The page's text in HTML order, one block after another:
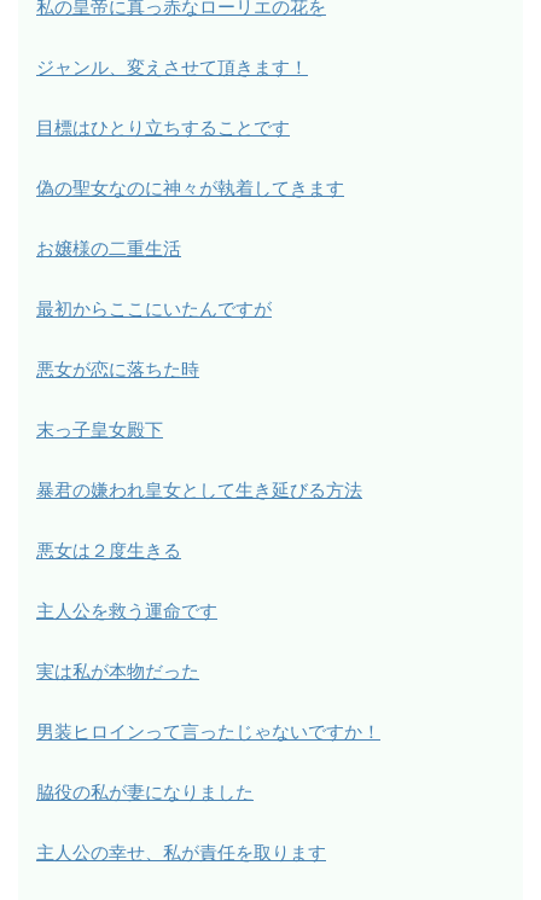
私の皇帝に真っ赤なローリエの花を
ジャンル、変えさせて頂きます！
目標はひとり立ちすることです
偽の聖女なのに神々が執着してきます
お嬢様の二重生活
最初からここにいたんですが
悪女が恋に落ちた時
末っ子皇女殿下
暴君の嫌われ皇女として生き延びる方法
悪女は２度生きる
主人公を救う運命です
実は私が本物だった
男装ヒロインって言ったじゃないですか！
脇役の私が妻になりました
主人公の幸せ、私が責任を取ります